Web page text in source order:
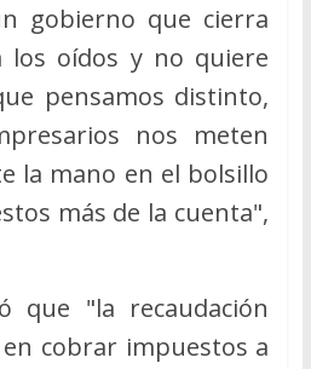
gobierno que cierra
los oídos y no quiere
pensamos distinto,
nos meten
la mano en el bolsillo
más de la cuenta",
que "la recaudación
cobrar impuestos a